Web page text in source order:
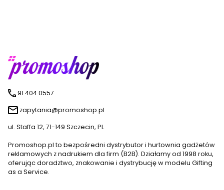
91 404 0557
zapytania@promoshop.pl
ul. Staffa 12, 71-149 Szczecin, PL
Promoshop.pl to bezpośredni dystrybutor i hurtownia gadżetów
reklamowych z nadrukiem dla firm (B2B). Działamy od 1998 roku,
oferując doradztwo, znakowanie i dystrybucję w modelu Gifting
as a Service.